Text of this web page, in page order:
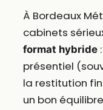
À Bordeaux
cabinets
format hybride:
présentiel
la restitution
un bon